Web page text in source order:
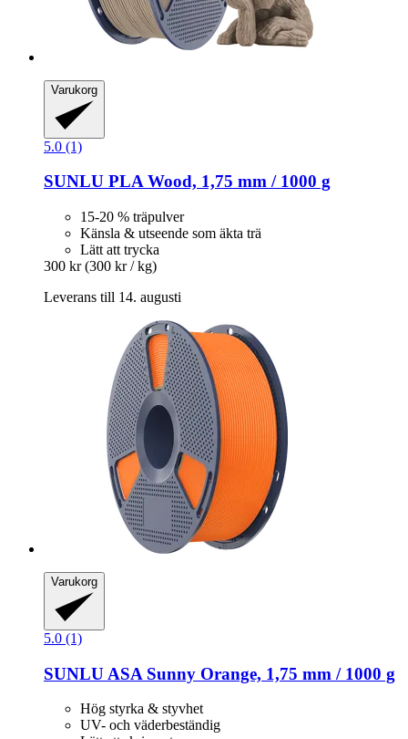
Varukorg
5.0 (1)
SUNLU PLA Wood, 1,75 mm / 1000 g
15-20 % träpulver
Känsla & utseende som äkta trä
Lätt att trycka
300 kr (300 kr / kg)
Leverans till 14. augusti
Varukorg
5.0 (1)
SUNLU ASA Sunny Orange, 1,75 mm / 1000 g
Hög styrka & styvhet
UV- och väderbeständig